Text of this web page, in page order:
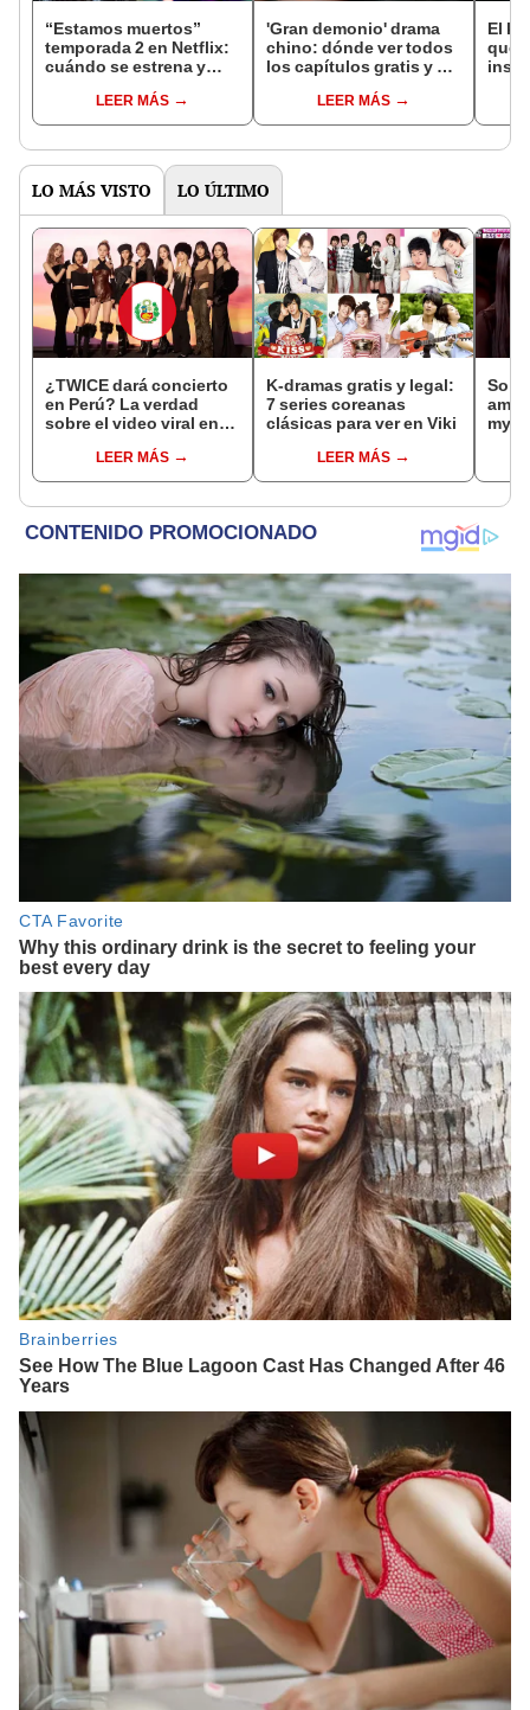
“Estamos muertos”
temporada 2 en Netflix:
cuándo se estrena y
temporadaLEER MÁS
'Gran demonio' drama
chino: dónde ver todos
los capítulos gratis y en
LEER MÁS
El k-
que
LO MÁS VISTO LO ÚLTIMO
¿TWICE dará concierto
en Perú? La verdad
sobre el video viral en
sus fansLEER MÁS
K-dramas gratis y legal:
7 series coreanas
clásicas para ver en Viki
LEER MÁS
So
my